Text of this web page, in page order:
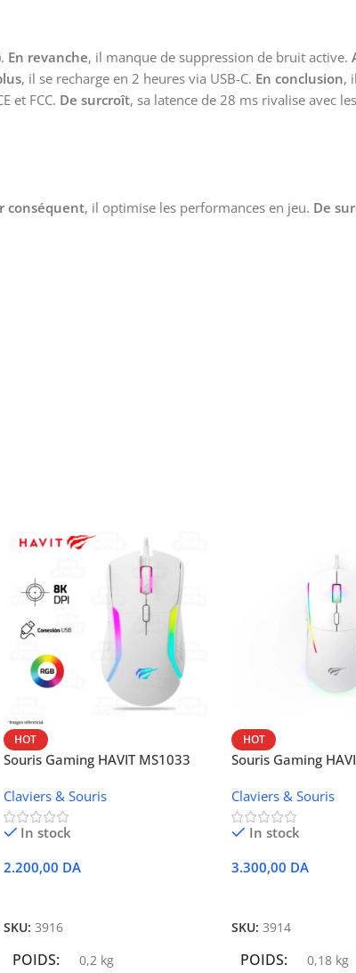
En revanche, il manque de suppression de bruit active.
, il se recharge en 2 heures via USB-C. En conclusion,
et FCC. De surcroît, sa latence de 28 ms rivalise avec
conséquent, il optimise les performances en jeu. De
HOT
Souris Gaming HAVIT MS1033
Claviers & Souris
In stock
2.200,00 DA
SKU: 3916
POIDS 0,2 kg
HOT
Souris Gaming
Claviers & Souris
In stock
3.300,00 DA
SKU:3914
POIDS 0,18 kg